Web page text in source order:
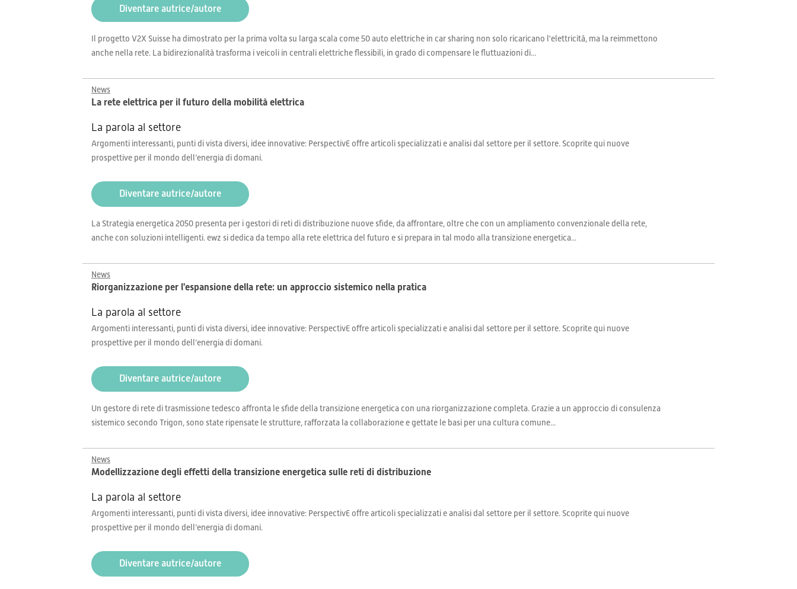
Diventare autrice/autore
Il progetto V2X Suisse ha dimostrato per la prima volta su larga scala come 50 auto elettriche in car sharing non solo ricaricano l'elettricità, ma la reimmettono
anche nella rete. La bidirezionalità trasforma i veicoli in centrali elettriche flessibili, in grado di compensare le fluttuazioni di...
News
La rete elettrica per il futuro della mobilità elettrica
La parola al settore
Argomenti interessanti, punti di vista diversi, idee innovative: PerspectivE offre articoli specializzati e analisi dal settore per il settore. Scoprite qui nuove
prospettive per il mondo dell’energia di domani.
Diventare autrice/autore
La Strategia energetica 2050 presenta per i gestori di reti di distribuzione nuove sfide, da affrontare, oltre che con un ampliamento convenzionale della rete,
anche con soluzioni intelligenti. ewz si dedica da tempo alla rete elettrica del futuro e si prepara in tal modo alla transizione energetica...
News
Riorganizzazione per l'espansione della rete: un approccio sistemico nella pratica
La parola al settore
Argomenti interessanti, punti di vista diversi, idee innovative: PerspectivE offre articoli specializzati e analisi dal settore per il settore. Scoprite qui nuove
prospettive per il mondo dell’energia di domani.
Diventare autrice/autore
Un gestore di rete di trasmissione tedesco affronta le sfide della transizione energetica con una riorganizzazione completa. Grazie a un approccio di consulenza
sistemico secondo Trigon, sono state ripensate le strutture, rafforzata la collaborazione e gettate le basi per una cultura comune...
News
Modellizzazione degli effetti della transizione energetica sulle reti di distribuzione
La parola al settore
Argomenti interessanti, punti di vista diversi, idee innovative: PerspectivE offre articoli specializzati e analisi dal settore per il settore. Scoprite qui nuove
prospettive per il mondo dell’energia di domani.
Diventare autrice/autore